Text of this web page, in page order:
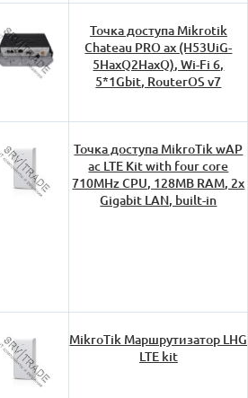
Точка доступа Mikrotik
Chateau PRO ax (H53UiG-
5HaxQ2HaxQ), Wi-Fi 6,
5*1Gbit, RouterOS v7
Точка доступа MikroTik wAP
ac LTE Kit with four core
710MHz CPU, 128MB RAM, 2x
Gigabit LAN, built-in
MikroTik Маршрутизатор LHG
LTE kit